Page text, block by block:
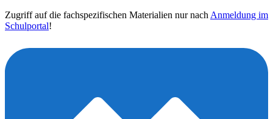
Zugriff auf die fachspezifischen Materialien nur nach Anmeldung im
Schulportal!